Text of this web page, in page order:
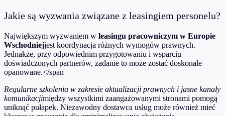
Jakie są wyzwania związane z leasingiem personelu?
Największym wyzwaniem w leasingu pracowniczym w Europie
Wschodniejjest koordynacja różnych wymogów prawnych.
Jednakże, przy odpowiednim przygotowaniu i wsparciu
doświadczonych partnerów, zadanie to może zostać doskonale
opanowane.</span
Regularne szkolenia w zakresie aktualizacji prawnych i jasne kanały
komunikacjimiędzy wszystkimi zaangażowanymi stronami pomogą
uniknąć pułapek. Niezawodny dostawca usług może również mieć